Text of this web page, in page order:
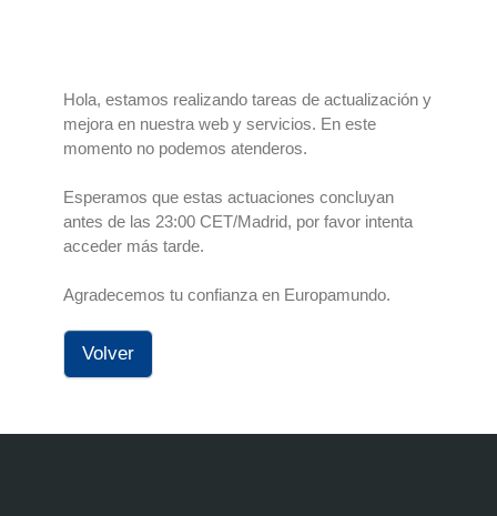
Hola, estamos realizando tareas de actualización y
mejora en nuestra web y servicios. En este
momento no podemos atenderos.
Esperamos que estas actuaciones concluyan
antes de las 23:00 CET/Madrid, por favor intenta
acceder más tarde.
Agradecemos tu confianza en Europamundo.
Volver